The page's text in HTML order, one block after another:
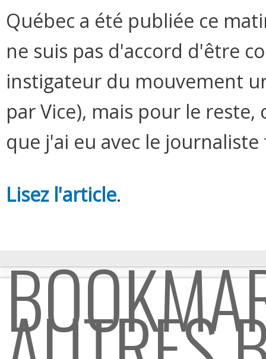
Québec a été publiée ce
ne suis pas d'accord d'être
instigateur du mouvement
par Vice), mais pour le reste,
que j'ai eu avec le
Lisez l'article.